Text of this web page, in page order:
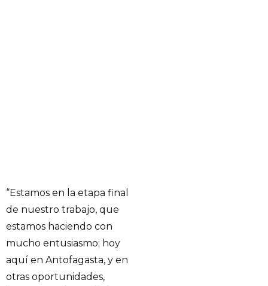
“Estamos en la etapa final
de nuestro trabajo, que
estamos haciendo con
mucho entusiasmo; hoy
aquí en Antofagasta, y en
otras oportunidades,